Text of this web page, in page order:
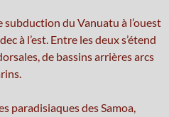
du Vanuatu à l’ouest
à l’est. Entre les deux s’étend
de bassins arrières arcs
paradisiaques des Samoa,